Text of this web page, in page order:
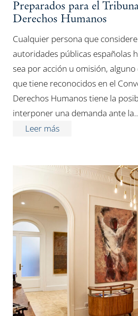
Preparados para el
Derechos Humanos
Cualquier persona que
autoridades públicas españolas
sea por acción u omisión,
que tiene reconocidos en el
Derechos Humanos tiene la
interponer una demanda ante
Leer más